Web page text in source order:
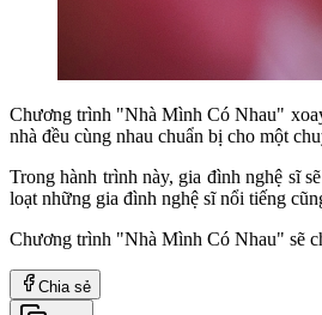
Chương trình "Nhà Mình Có Nhau"
nhà đều cùng nhau chuẩn bị cho một
Trong hành trình này, gia đình nghệ sĩ
loạt những gia đình nghệ sĩ nổi tiếng
Chương trình "Nhà Mình Có Nhau" sẽ
Chia sẻ